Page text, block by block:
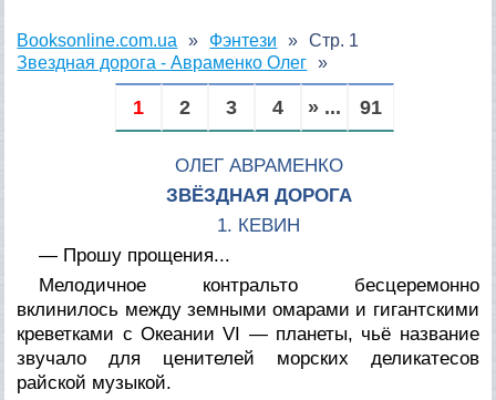
Booksonline.com.ua
Фэнтези
Звездная дорога - Авраменко Олег
Стр. 1
1 2 3 4 » ... 91
ОЛЕГ АВРАМЕНКО
ЗВЁЗДНАЯ ДОРОГА
1. КЕВИН
— Прошу прощения...
Мелодичное контральто бесцеремонно
вклинилось между земными омарами и гигантскими
креветками с Океании VI — планеты, чьё название
звучало для ценителей морских деликатесов
райской музыкой.